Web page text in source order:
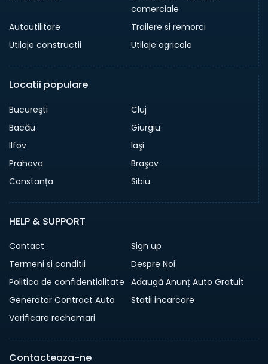
comerciale
Autoutilitare
Trailere si remorci
Utilaje constructii
Utilaje agricole
Locatii populare
Bucureşti
Cluj
Bacău
Giurgiu
Ilfov
Iaşi
Prahova
Braşov
Constanța
Sibiu
HELP & SUPPORT
Contact
Sign up
Termeni si conditii
Despre Noi
Politica de confidentialitate Adaugă Anunț Auto Gratuit
Generator Contract Auto
Statii incarcare
Verificare rechemari
Contacteaza-ne